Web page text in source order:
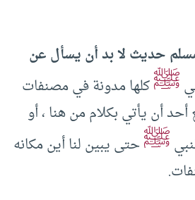
حديث لا بد أن يسأل عن
ﷺكلها مدونة في مصنفات
أن يأتي بكلام من هنا ، أو
ﷺحتى يبين لنا أين مكانه